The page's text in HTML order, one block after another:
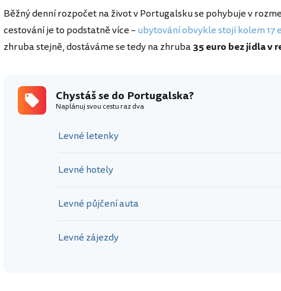
Běžný denní rozpočet na život v Portugalsku se pohybuje v
cestování je to podstatně více –ubytování obvykle stojí kolem 17
zhruba stejně, dostáváme se tedy na zhruba35 euro bez jídla v
Chystáš se do Portugalska?
Naplánuj svou cestu raz dva
Levné letenky
Levné hotely
Levné půjčení auta
Levné zájezdy